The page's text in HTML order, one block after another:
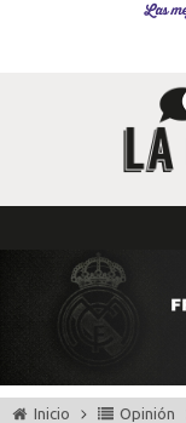
Las
Inicio Opinión